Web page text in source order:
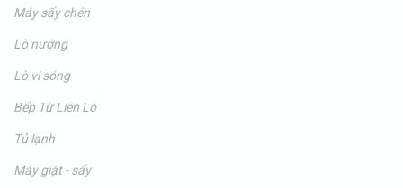
Máy sấy chén
Lò nướng
Lò vi sóng
Bếp Từ Liên Lò
Tủ lạnh
Máy giặt - sấy